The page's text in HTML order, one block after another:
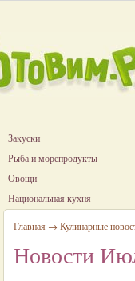
Закуски
Рыба и морепродукты
Овощи
Национальная кухня
Главная → Кулинарные
Новости